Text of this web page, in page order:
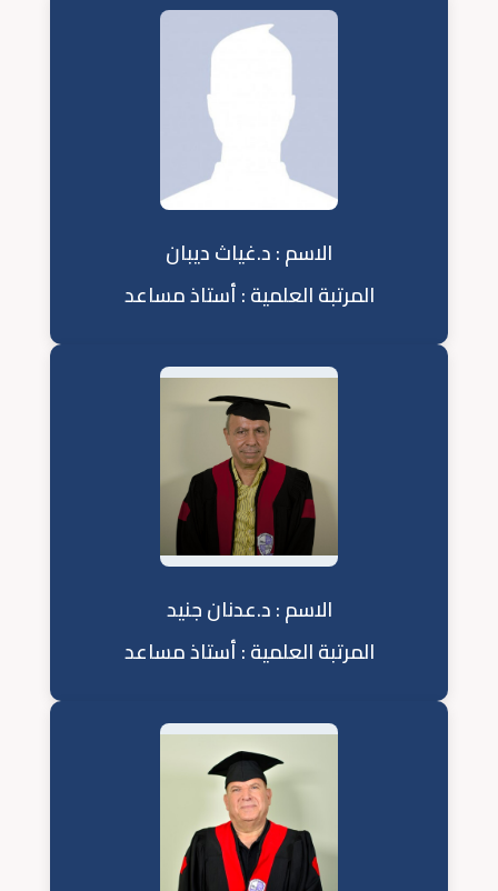
الاسم : د.غياث ديبان
المرتبة العلمية : أستاذ مساعد
الاسم : د.عدنان جنيد
المرتبة العلمية : أستاذ مساعد